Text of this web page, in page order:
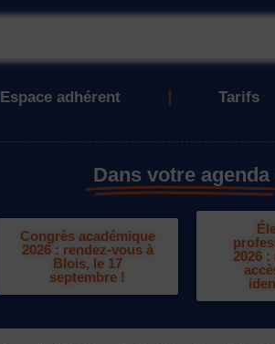
Espace adhérent Tarifs
Dans votre agenda
Congrès académique
2026 : rendez-vous à
Blois, le 17
septembre !
2026